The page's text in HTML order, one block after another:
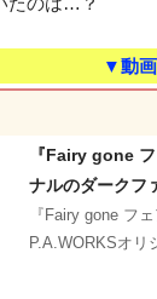
▼動
『Fairy gone
ナルのダークフ
『Fairy gone フ
P.A.WORKSオリ